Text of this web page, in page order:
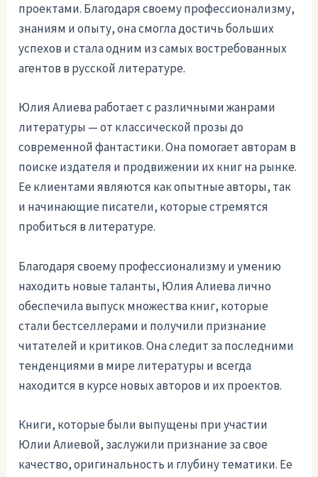
проектами. Благодаря своему профессионализму,
знаниям и опыту, она смогла достичь больших
успехов и стала одним из самых востребованных
агентов в русской литературе.
Юлия Алиева работает с различными жанрами
литературы — от классической прозы до
современной фантастики. Она помогает авторам в
поиске издателя и продвижении их книг на рынке.
Ее клиентами являются как опытные авторы, так
и начинающие писатели, которые стремятся
пробиться в литературе.
Благодаря своему профессионализму и умению
находить новые таланты, Юлия Алиева лично
обеспечила выпуск множества книг, которые
стали бестселлерами и получили признание
читателей и критиков. Она следит за последними
тенденциями в мире литературы и всегда
находится в курсе новых авторов и их проектов.
Книги, которые были выпущены при участии
Юлии Алиевой, заслужили признание за свое
качество, оригинальность и глубину тематики. Ее